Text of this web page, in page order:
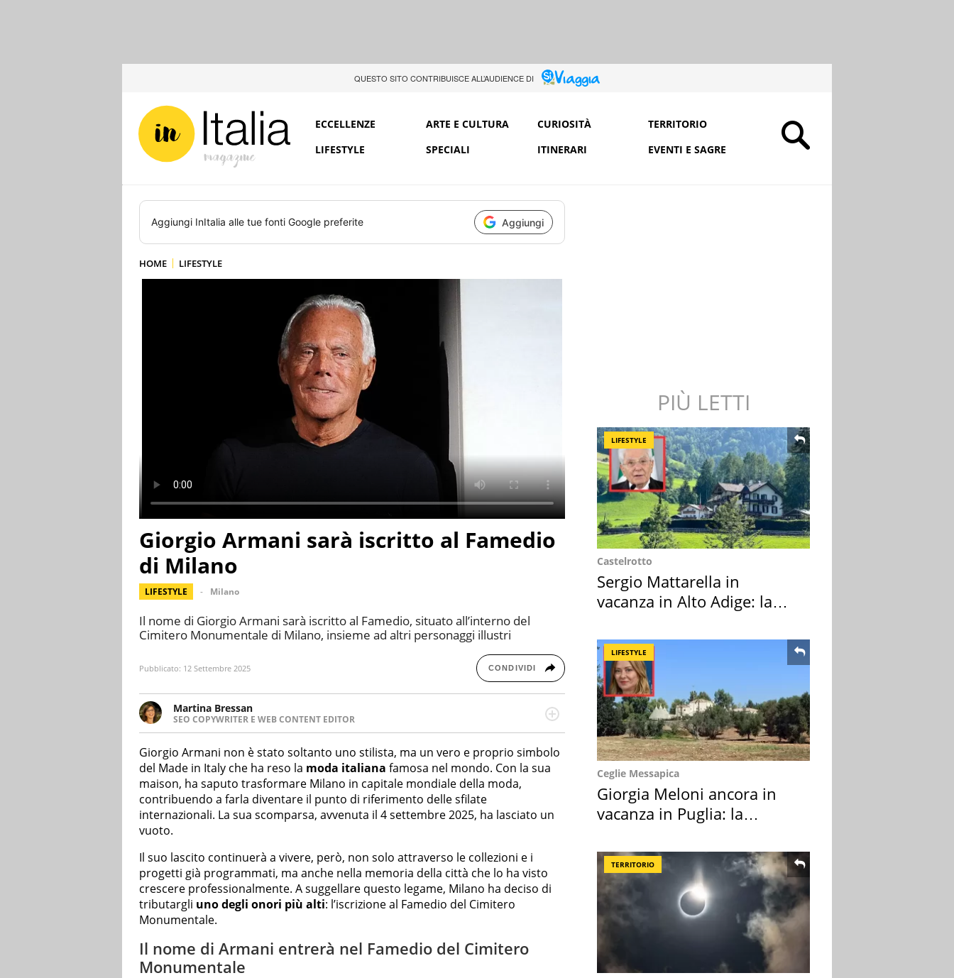
QUESTO SITO CONTRIBUISCE ALL’AUDIENCE DI
ECCELLENZE ARTE E CULTURA CURIOSITÀ
TERRITORIO
LIFESTYLE
SPECIALI ITINERARI EVENTI E SAGRE
Aggiungi InItalia alle tue fonti Google preferite Aggiungi
HOME LIFESTYLE
Giorgio Armani sarà iscritto al Famedio
di Milano
LIFESTYLE Milano
Il nome di Giorgio Armani sarà iscritto al Famedio, situato all’interno del
Cimitero Monumentale di Milano, insieme ad altri personaggi illustri
Pubblicato: 12 Settembre 2025 CONDIVIDI
Martina Bressan
SEO COPYWRITER E WEB CONTENT EDITOR
Appassionata di viaggi, di trail running e di yoga, ama scoprire nuovi posti e
nuove culture. Curiosa, determinata e intraprendente adora leggere ma
soprattutto scrivere.
Giorgio Armani non è stato soltanto uno stilista, ma un vero e proprio simbolo
del Made in Italy che ha reso la moda italiana famosa nel mondo. Con la sua
maison, ha saputo trasformare Milano in capitale mondiale della moda,
contribuendo a farla diventare il punto di riferimento delle sfilate
internazionali. La sua scomparsa, avvenuta il 4 settembre 2025, ha lasciato un
vuoto.
Il suo lascito continuerà a vivere, però, non solo attraverso le collezioni e i
progetti già programmati, ma anche nella memoria della città che lo ha visto
crescere professionalmente. A suggellare questo legame, Milano ha deciso di
tributargli uno degli onori più alti: l’iscrizione al Famedio del Cimitero
Monumentale.
Il nome di Armani entrerà nel Famedio del Cimitero
Monumentale
PIÙ LETTI
LIFESTYLE
Castelrotto
Sergio Mattarella in
vacanza in Alto Adige: la
LIFESTYLE
Ceglie Messapica
Giorgia Meloni ancora in
vacanza in Puglia: la
TERRITORIO